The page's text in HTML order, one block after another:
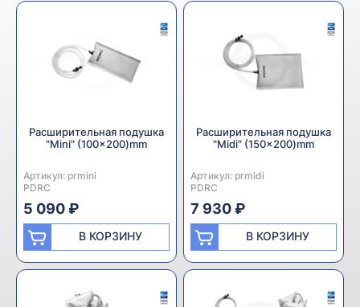
Расширительная подушка
"Mini" (100x200)mm
Артикул: prmini
Производитель:
PDRC
5 090 ₽
В КОРЗИНУ
Расширительная подушка
"Midi" (150x200)mm
Артикул: prmidi
Производитель:
PDRC
7 930 ₽
В КОРЗИНУ